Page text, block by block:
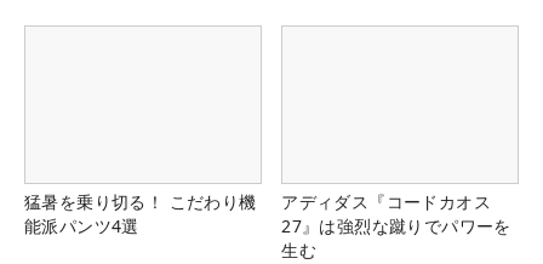
猛暑を乗り切る！ こだわり機
能派パンツ4選
アディダス『コードカオス
27』は強烈な蹴りでパワーを
生む